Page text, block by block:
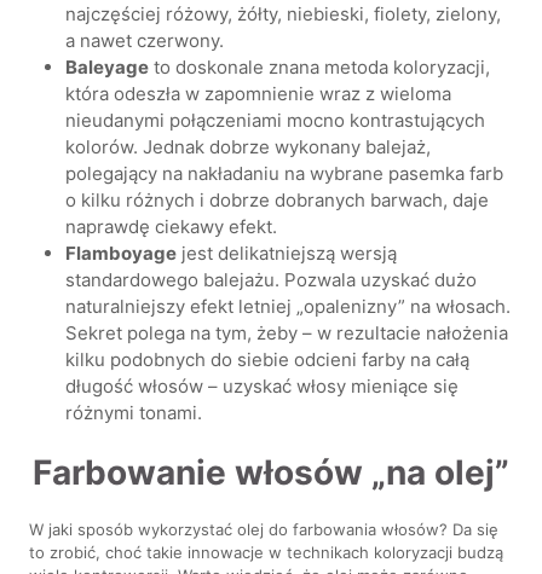
najczęściej różowy, żółty, niebieski, fiolety, zielony,
a nawet czerwony.
Baleyage to doskonale znana metoda koloryzacji,
która odeszła w zapomnienie wraz z wieloma
nieudanymi połączeniami mocno kontrastujących
kolorów. Jednak dobrze wykonany balejaż,
polegający na nakładaniu na wybrane pasemka farb
o kilku różnych i dobrze dobranych barwach, daje
naprawdę ciekawy efekt.
Flamboyage jest delikatniejszą wersją
standardowego balejażu. Pozwala uzyskać dużo
naturalniejszy efekt letniej „opalenizny” na włosach.
Sekret polega na tym, żeby – w rezultacie nałożenia
kilku podobnych do siebie odcieni farby na całą
długość włosów – uzyskać włosy mieniące się
różnymi tonami.
Farbowanie włosów „na olej”
W jaki sposób wykorzystać olej do farbowania włosów? Da się
to zrobić, choć takie innowacje w technikach koloryzacji budzą